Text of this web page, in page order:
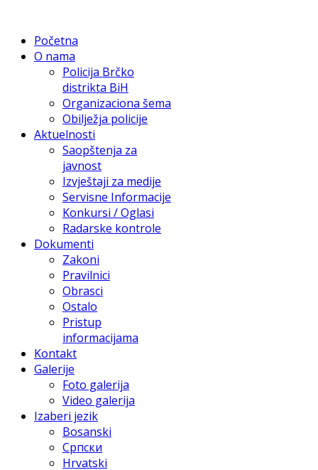
Početna
O nama
Policija Brčko
distrikta BiH
Organizaciona šema
Obilježja policije
Aktuelnosti
Saopštenja za
javnost
Izvještaji za medije
Servisne Informacije
Konkursi / Oglasi
Radarske kontrole
Dokumenti
Zakoni
Pravilnici
Obrasci
Ostalo
Pristup
informacijama
Kontakt
Galerije
Foto galerija
Video galerija
Izaberi jezik
Bosanski
Српски
Hrvatski